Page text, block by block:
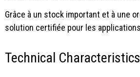
Grâce à un stock important et à une
solution certifiée pour les
Technical